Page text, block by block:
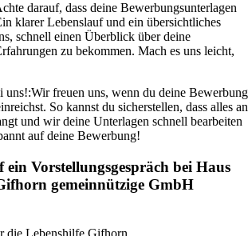
darauf, dass deine Bewerbungsunterlagen
klarer Lebenslauf und ein übersichtliches
schnell einen Überblick über deine
zu bekommen. Mach es uns leicht,
uns!:Wir freuen uns, wenn du deine Bewerbung
So kannst du sicherstellen, dass alles an
und wir deine Unterlagen schnell bearbeiten
auf deine Bewerbung!
ein Vorstellungsgespräch bei Haus
gemeinnützige GmbH
die Lebenshilfe Gifhorn